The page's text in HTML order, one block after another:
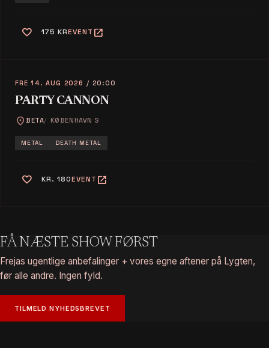
favorite 175 KREVENT open_in_new
FRE 14. AUG 2026 / 20:00
PARTY CANNON
location_on BETA KØBENHAVN S
METAL DEATH METAL
favorite KR. 180EVENT open_in_new
FÅ NÆSTE SHOW FØRST
Frejas ugentlige anbefalinger + vores egne aftener på Lygten,
før alle andre. Ingen fyld.
TILMELD NYHEDSBREVET